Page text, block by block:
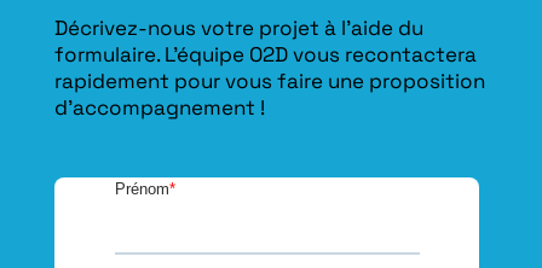
Décrivez-nous votre projet à l’aide du
formulaire. L'équipe O2D vous recontactera
rapidement pour vous faire une proposition
d’accompagnement !